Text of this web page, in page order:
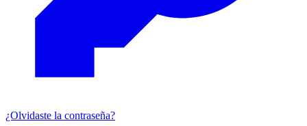
¿Olvidaste la contraseña?